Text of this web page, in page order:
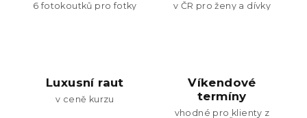
6 fotokoutků pro fotky v ČR pro ženy a dívky
Luxusní raut
v ceně kurzu
Víkendové
termíny
vhodné pro klienty z